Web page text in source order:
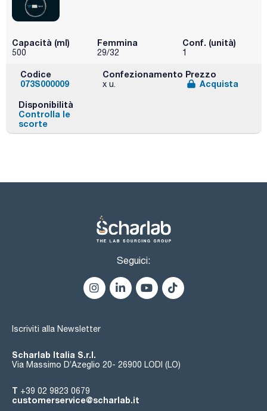
Capacità (ml)
500
Femmina
29/32
Conf. (unità)
1
Codice
073S000009
Confezionamento
x u.
Prezzo
Acquista
Disponibilità
Controlla le
scorte
Seguici:
Iscriviti alla Newsletter
Scharlab Italia S.r.l.
Via Massimo D’Azeglio 20- 26900 LODI (LO)
T +39 02 9823 0679
customerservice@scharlab.it